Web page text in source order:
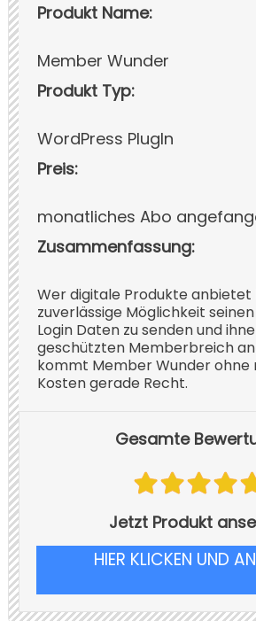
Produkt Name:
Member Wunder
Produkt Typ:
WordPress PlugIn
Preis:
monatliches Abo
Zusammenfassung:
Wer digitale Produkte
zuverlässige Möglichkeit
Login Daten zu senden und
geschützten Memberbreich
kommt Member Wunder ohne
Kosten gerade Recht.
Gesamte
Jetzt Produkt
HIER KLICKEN UND